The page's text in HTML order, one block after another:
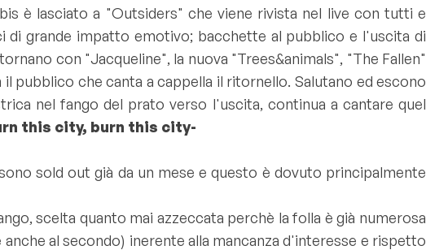
è lasciato a "Outsiders" che viene rivista nel live con tutti e
grande impatto emotivo; bacchette al pubblico e l'uscita di
con "Jacqueline", la nuova "Trees&animals", "The Fallen"
pubblico che canta a cappella il ritornello. Salutano ed escono
nel fango del prato verso l'uscita, continua a cantare quel
this city, burn this city-
sold out già da un mese e questo è dovuto principalmente
scelta quanto mai azzeccata perchè la folla è già numerosa
al secondo) inerente alla mancanza d'interesse e rispetto